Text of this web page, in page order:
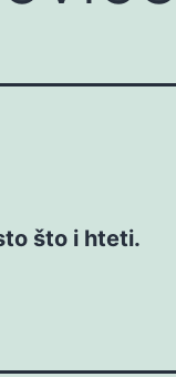
što i hteti.